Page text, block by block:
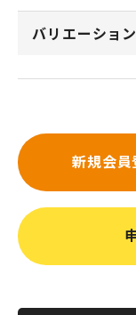
バリエーション
新規会